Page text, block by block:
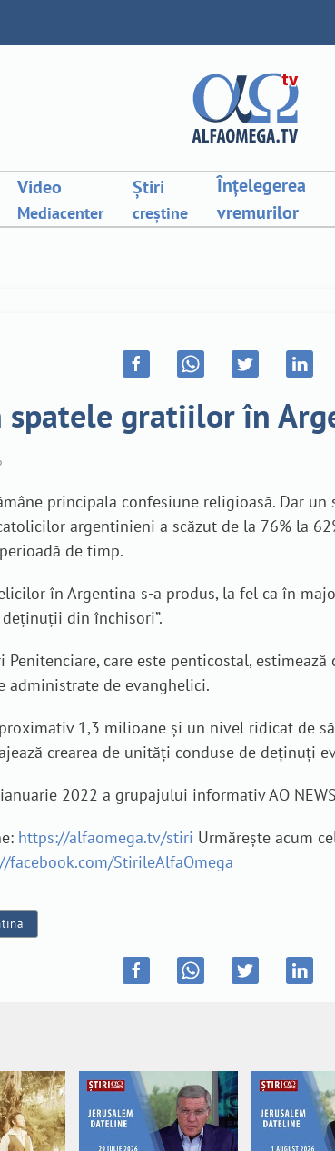
Video
Mediacenter
Știri
creștine
Înțelegerea
vremurilor
gratiilor în
principala confesiune religioasă. Dar
argentinieni a scăzut de la 76% la
de timp.
în Argentina s-a produs, la fel ca în
din închisori”.
Penitenciare, care este penticostal,
administrate de evanghelici.
1,3 milioane și un nivel ridicat de
crearea de unități conduse de deținuți
2022 a grupajului informativ AO
https://alfaomega.tv/stiri Urmărește acum
facebook.com/StirileAlfaOmega